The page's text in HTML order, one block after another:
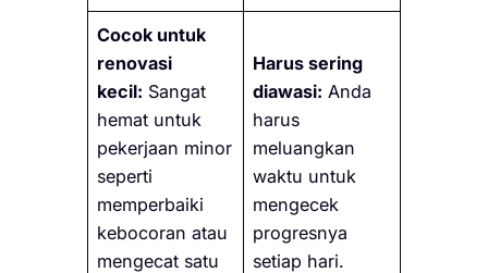
Cocok untuk
renovasi
kecil: Sangat
hemat untuk
pekerjaan minor
seperti
memperbaiki
kebocoran atau
mengecat satu
Harus sering
diawasi: Anda
harus
meluangkan
waktu untuk
mengecek
progresnya
setiap hari.